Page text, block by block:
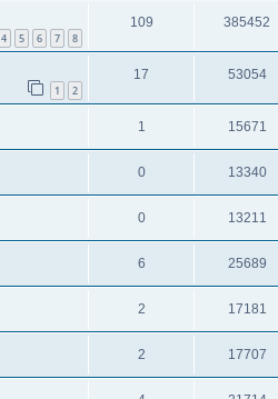
4 5 6 7 8
109 385452
1 2
17 53054
1 15671
0 13340
0 13211
6 25689
2 17181
2 17707